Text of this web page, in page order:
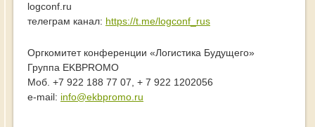
logconf.ru
телеграм канал: https://t.me/logconf_rus
Оргкомитет конференции «Логистика Будущего»
Группа EKBPROMO
Моб. +7 922 188 77 07, + 7 922 1202056
e-mail: info@ekbpromo.ru